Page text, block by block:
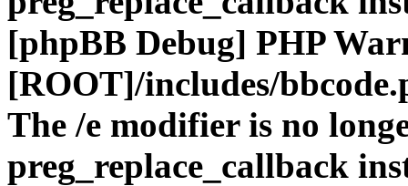
[phpBB Debug] PHP
[ROOT]/includes/
The /e modifier is no
preg_replace_callback